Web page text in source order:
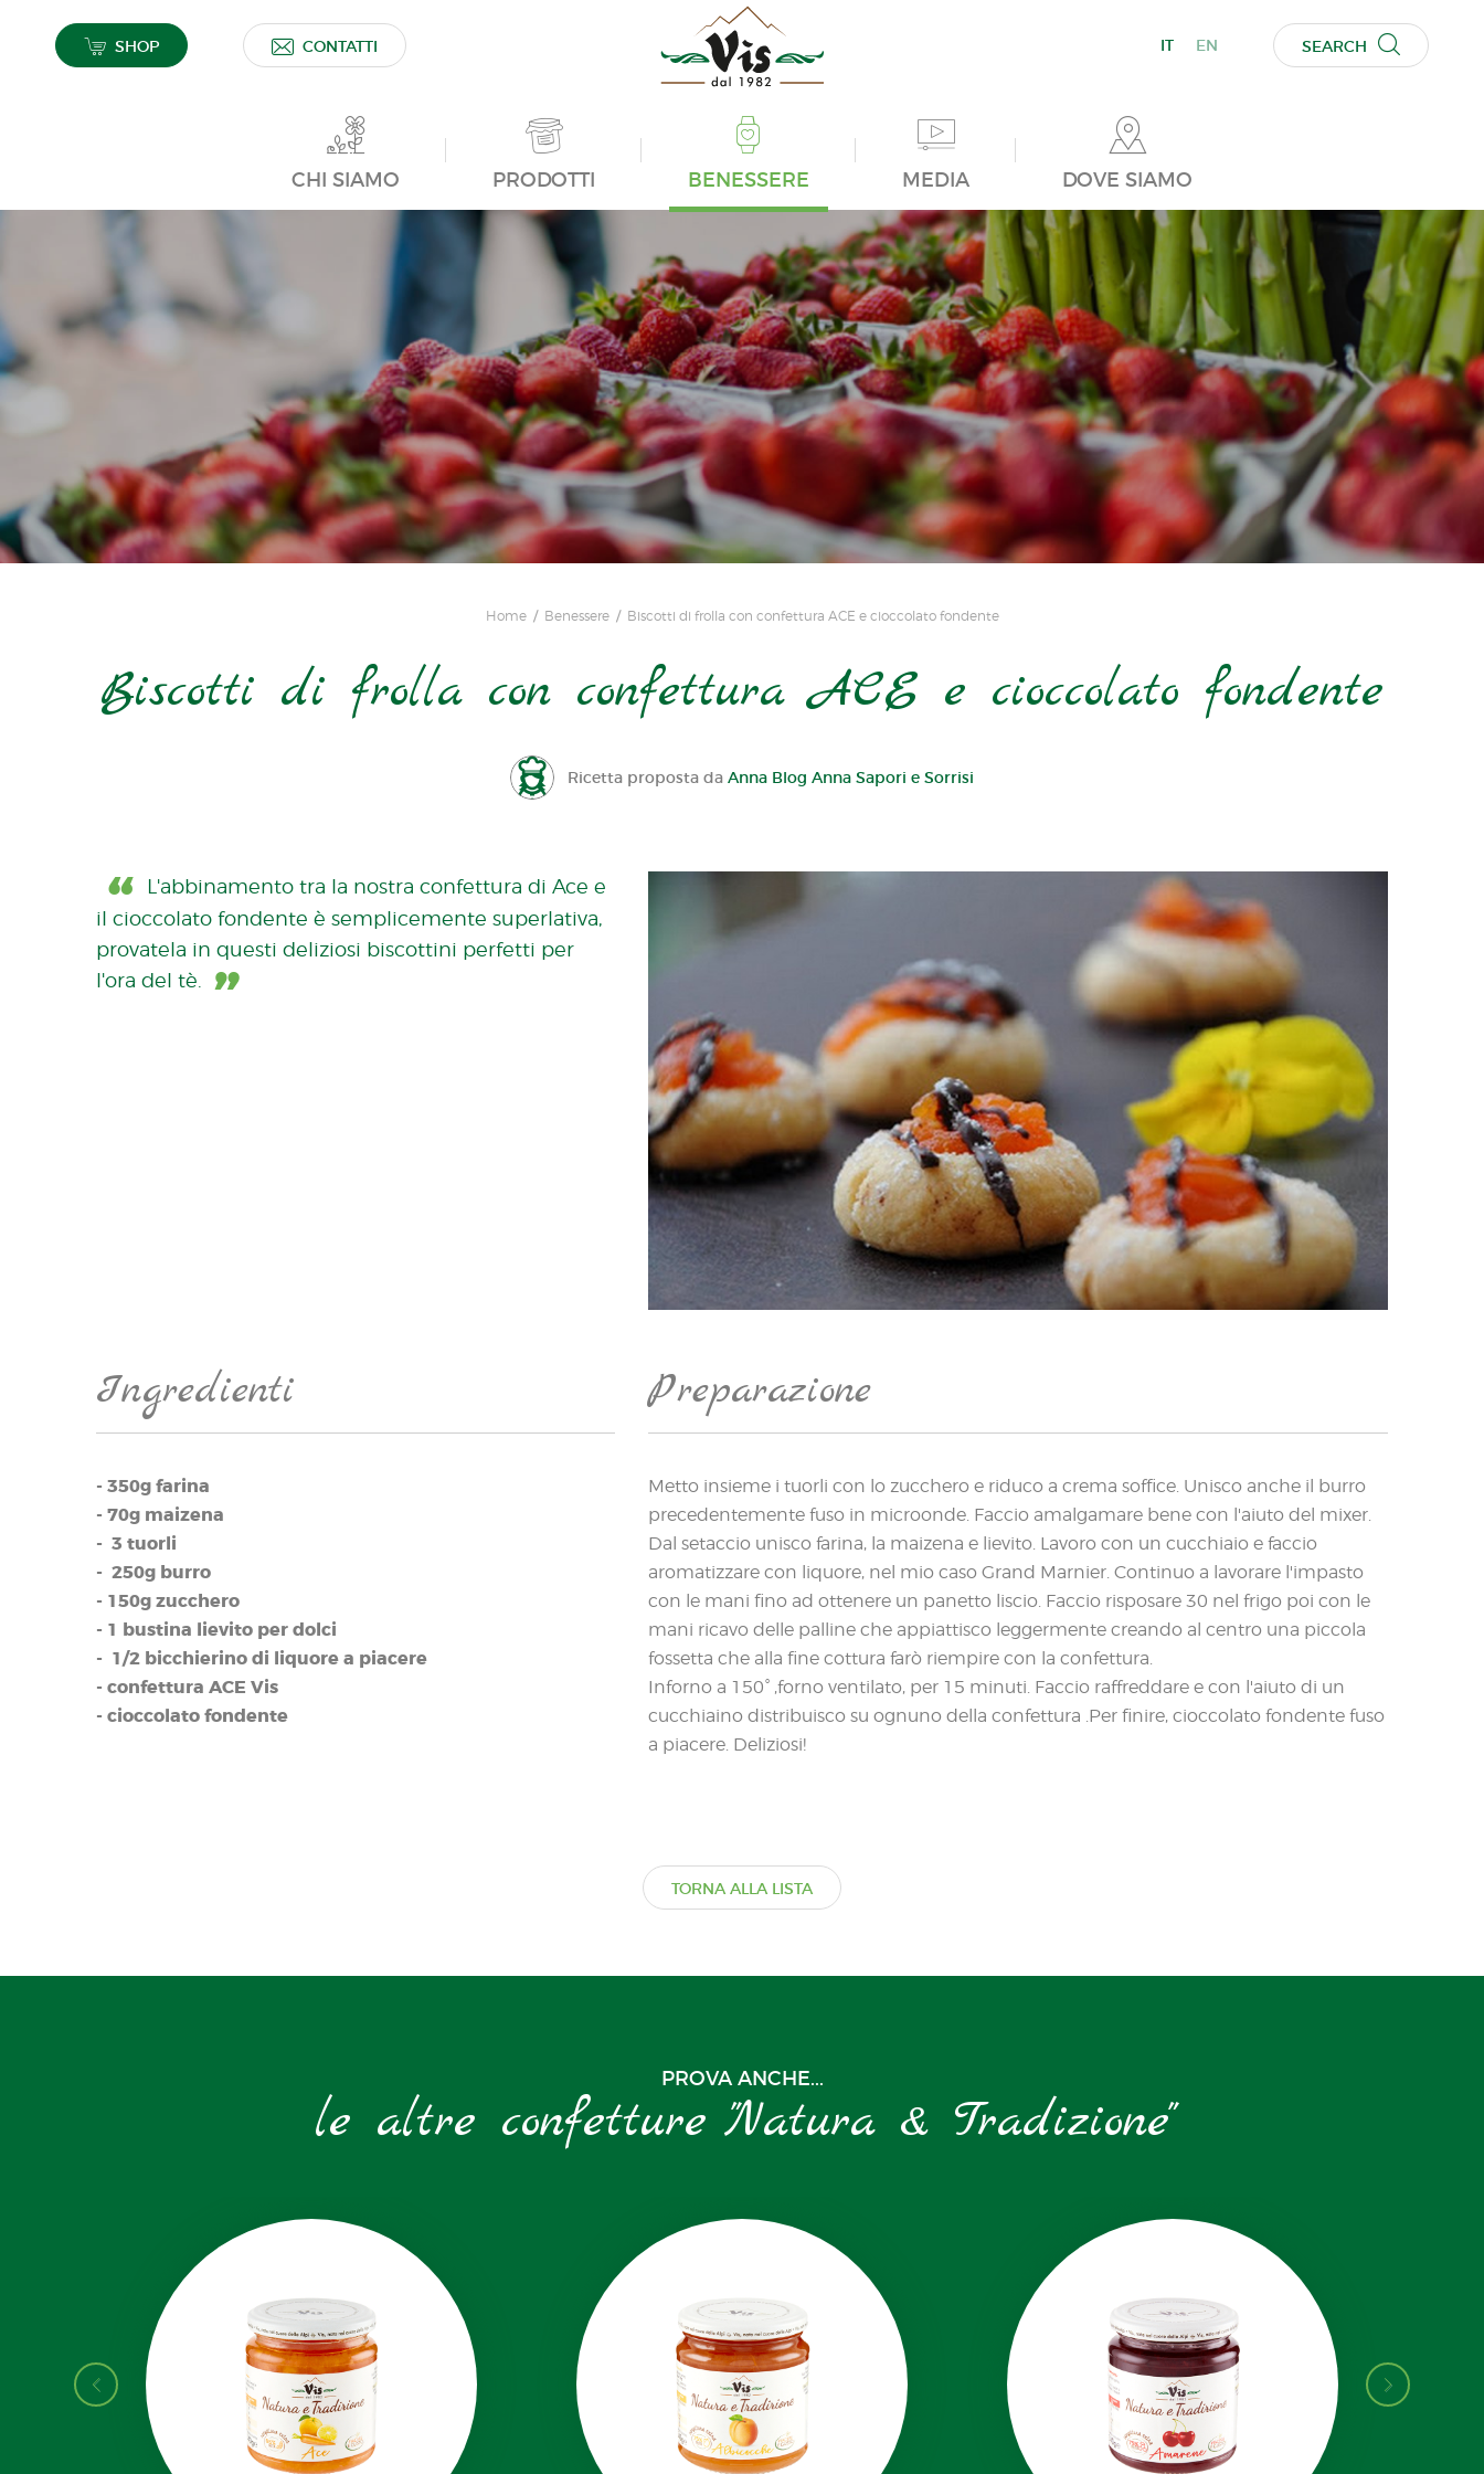
SHOP CONTATTI SEARCH
IT EN
CHI SIAMO PRODOTTI BENESSERE MEDIA DOVE SIAMO
Home Benessere Biscotti di frolla con confettura ACE e cioccolato fondente
Biscotti di frolla con confettura ACE e cioccolato fondente
Ricetta proposta da Anna Blog Anna Sapori e Sorrisi
L'abbinamento tra la nostra confettura di Ace e
il cioccolato fondente è semplicemente superlativa,
provatela in questi deliziosi biscottini perfetti per
l'ora del tè.
Ingredienti
- 350g farina
- 70g maizena
- 3 tuorli
- 250g burro
- 150g zucchero
- 1 bustina lievito per dolci
- 1/2 bicchierino di liquore a piacere
- confettura ACE Vis
- cioccolato fondente
Preparazione
Metto insieme i tuorli con lo zucchero e riduco a crema soffice. Unisco anche il burro
precedentemente fuso in microonde. Faccio amalgamare bene con l'aiuto del mixer.
Dal setaccio unisco farina, la maizena e lievito. Lavoro con un cucchiaio e faccio
aromatizzare con liquore, nel mio caso Grand Marnier. Continuo a lavorare l'impasto
con le mani fino ad ottenere un panetto liscio. Faccio risposare 30 nel frigo poi con le
mani ricavo delle palline che appiattisco leggermente creando al centro una piccola
fossetta che alla fine cottura farò riempire con la confettura.
Inforno a 150° ,forno ventilato, per 15 minuti. Faccio raffreddare e con l'aiuto di un
cucchiaino distribuisco su ognuno della confettura .Per finire, cioccolato fondente fuso
a piacere. Deliziosi!
TORNA ALLA LISTA
PROVA ANCHE...
le altre confetture "Natura & Tradizione"